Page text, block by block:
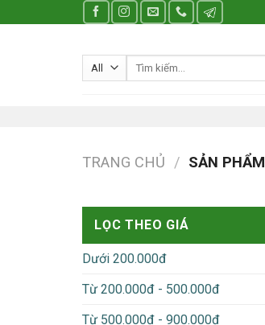
to
Tìm
TRANG CHỦ / SẢN
LỌC THEO GIÁ
Dưới 200.000đ
Từ 200.000đ - 500.000đ
Từ 500.000đ - 900.000đ